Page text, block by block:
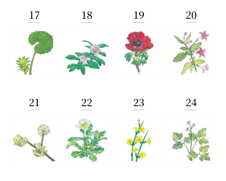
17 18 19 20
21 22 23 24